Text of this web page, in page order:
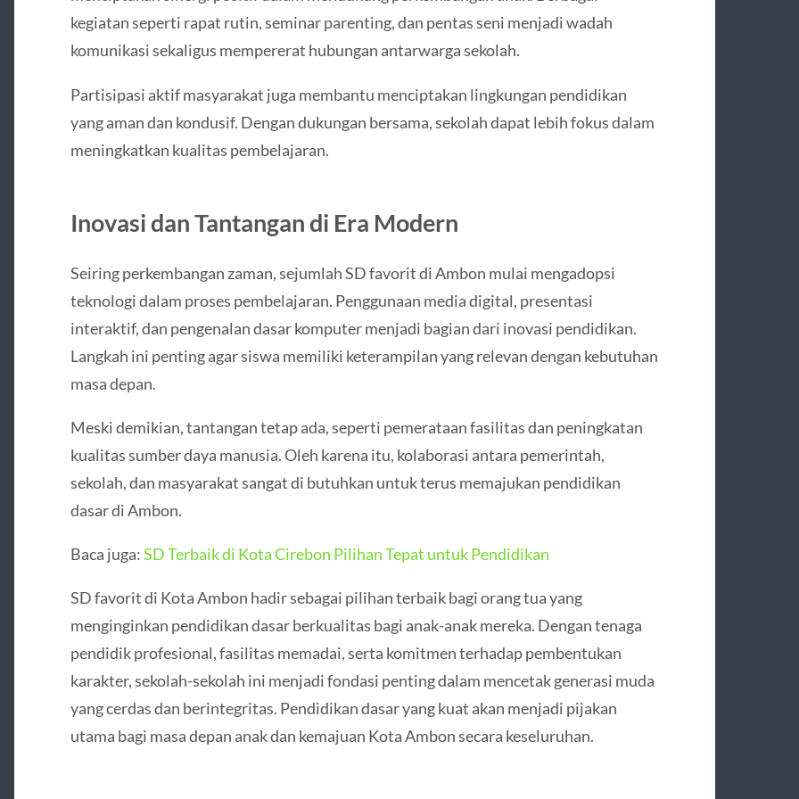
kegiatan seperti rapat rutin, seminar parenting, dan pentas seni menjadi wadah
komunikasi sekaligus mempererat hubungan antarwarga sekolah.
Partisipasi aktif masyarakat juga membantu menciptakan lingkungan pendidikan
yang aman dan kondusif. Dengan dukungan bersama, sekolah dapat lebih fokus dalam
meningkatkan kualitas pembelajaran.
Inovasi dan Tantangan di Era Modern
Seiring perkembangan zaman, sejumlah SD favorit di Ambon mulai mengadopsi
teknologi dalam proses pembelajaran. Penggunaan media digital, presentasi
interaktif, dan pengenalan dasar komputer menjadi bagian dari inovasi pendidikan.
Langkah ini penting agar siswa memiliki keterampilan yang relevan dengan kebutuhan
masa depan.
Meski demikian, tantangan tetap ada, seperti pemerataan fasilitas dan peningkatan
kualitas sumber daya manusia. Oleh karena itu, kolaborasi antara pemerintah,
sekolah, dan masyarakat sangat di butuhkan untuk terus memajukan pendidikan
dasar di Ambon.
Baca juga:SD Terbaik di Kota Cirebon Pilihan Tepat untuk Pendidikan
SD favorit di Kota Ambon hadir sebagai pilihan terbaik bagi orang tua yang
menginginkan pendidikan dasar berkualitas bagi anak-anak mereka. Dengan tenaga
pendidik profesional, fasilitas memadai, serta komitmen terhadap pembentukan
karakter, sekolah-sekolah ini menjadi fondasi penting dalam mencetak generasi muda
yang cerdas dan berintegritas. Pendidikan dasar yang kuat akan menjadi pijakan
utama bagi masa depan anak dan kemajuan Kota Ambon secara keseluruhan.